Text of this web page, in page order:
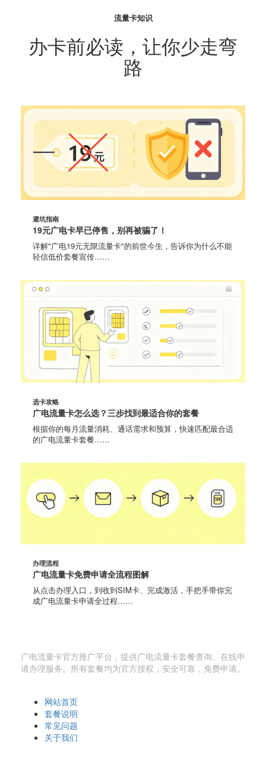
流量卡知识
办卡前必读，让你少走弯
路
避坑指南
19元广电卡早已停售，别再被骗了！
详解"广电19元无限流量卡"的前世今生，告诉你为什么不能
轻信低价套餐宣传……
选卡攻略
广电流量卡怎么选？三步找到最适合你的套餐
根据你的每月流量消耗、通话需求和预算，快速匹配最合适
的广电流量卡套餐……
办理流程
广电流量卡免费申请全流程图解
从点击办理入口，到收到SIM卡、完成激活，手把手带你完
成广电流量卡申请全过程……
广电流量卡官方推广平台，提供广电流量卡套餐查询、在线申
请办理服务。所有套餐均为官方授权，安全可靠，免费申请。
网站首页
套餐说明
常见问题
关于我们